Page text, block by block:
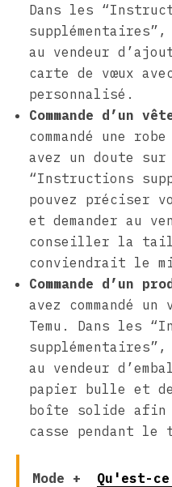
Dans les
supplémentaires”,
au vendeur
carte de vœux
personnalisé.
Commande d’un
commandé une
avez un doute
“Instructions
pouvez préciser
et demander au
conseiller la
conviendrait le
Commande d’un
avez commandé
Temu. Dans les
supplémentaires”,
au vendeur
papier bulle et
boîte solide afin
casse pendant le
Mode +
Qu'est-ce